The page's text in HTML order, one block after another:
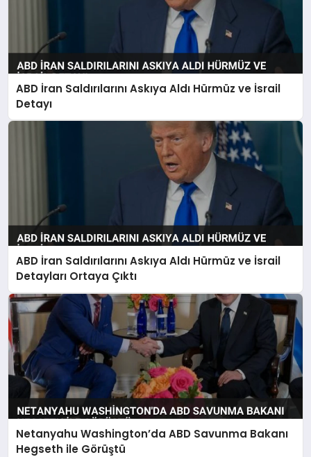
ABD İran Saldırılarını Askıya Aldı Hürmüz ve İsrail
Detayı
ABD İran Saldırılarını Askıya Aldı Hürmüz ve İsrail
Detayları Ortaya Çıktı
Netanyahu Washington’da ABD Savunma Bakanı
Hegseth ile Görüştü